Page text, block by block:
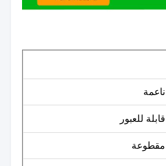
ناعمة
قابلة للعبور
مقطوعة